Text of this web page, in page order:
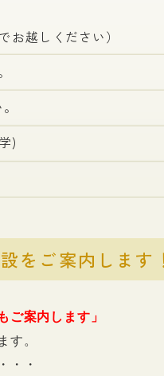
越しください）
)
をご案内しま
ご案内します」
す。
・・